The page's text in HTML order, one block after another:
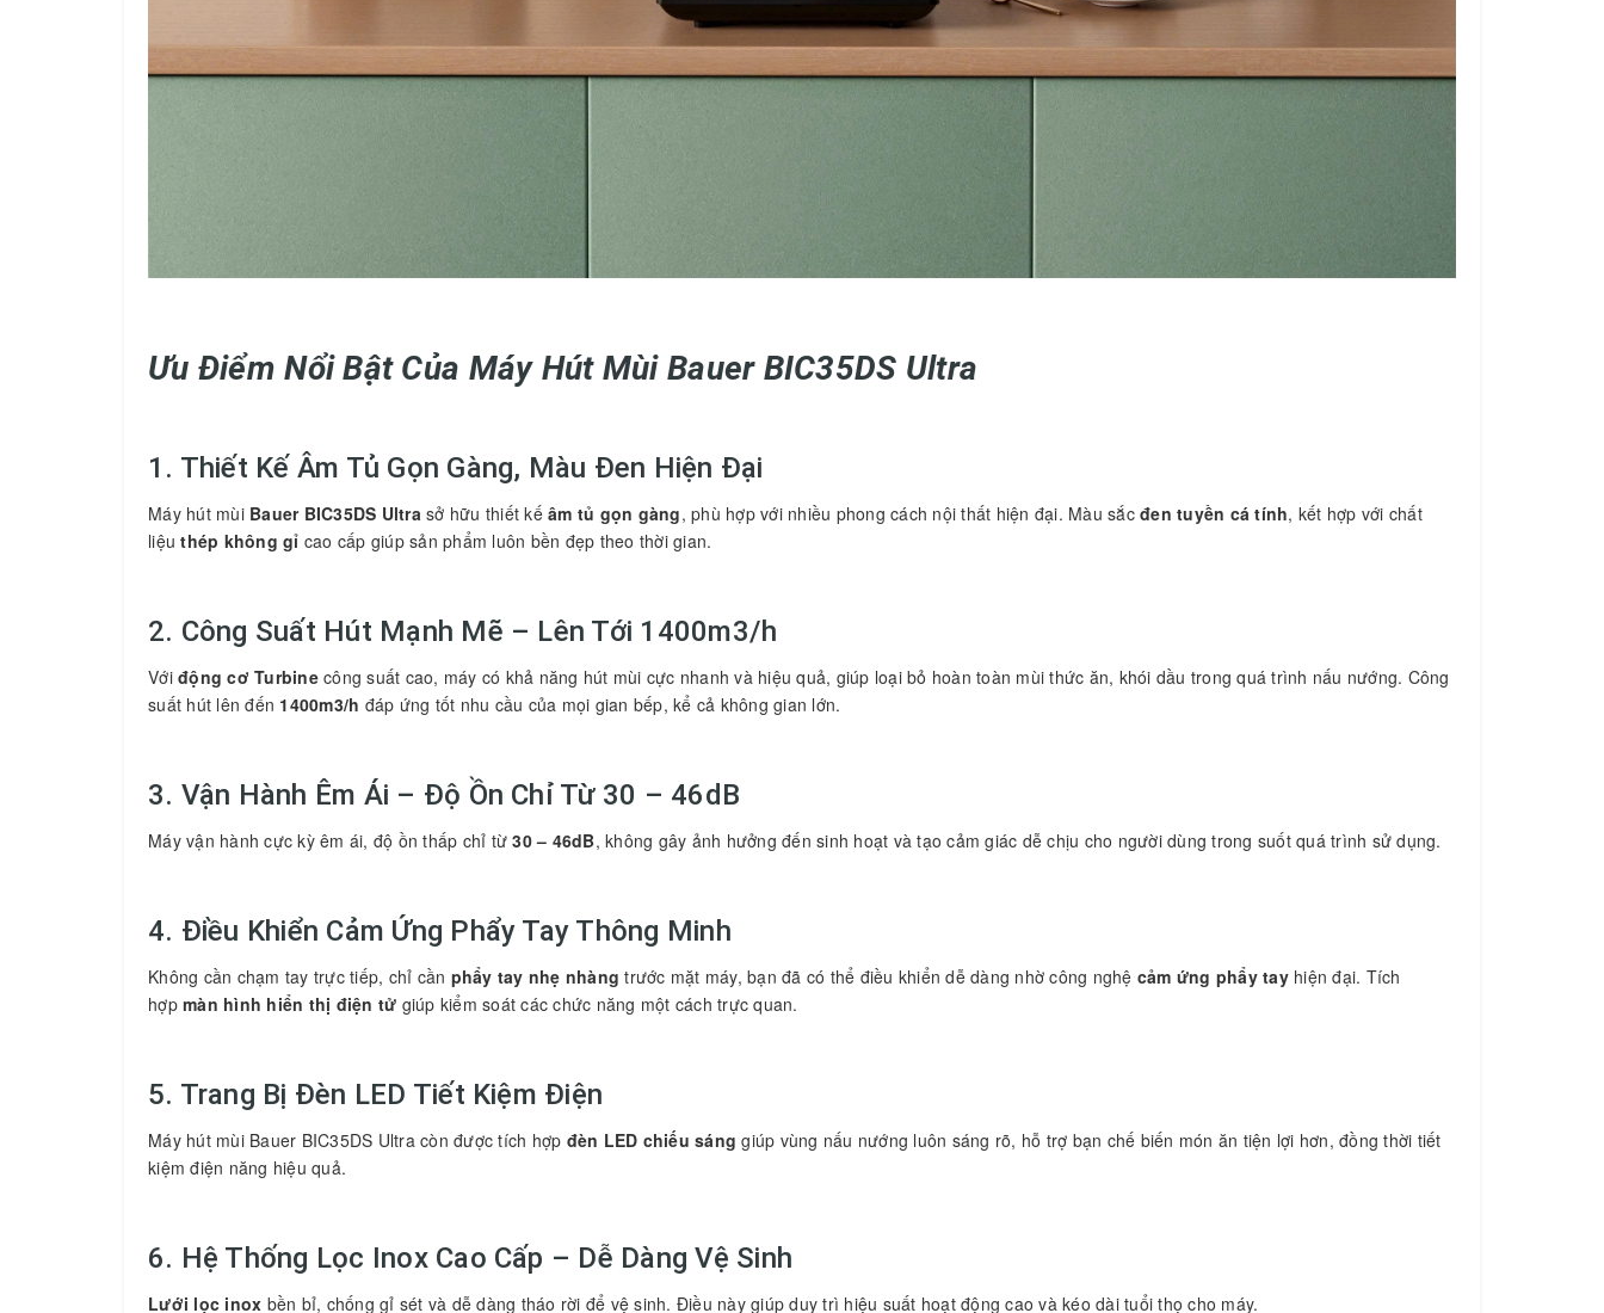
Ưu Điểm Nổi Bật Của Máy Hút Mùi Bauer BIC35DS Ultra
1. Thiết Kế Âm Tủ Gọn Gàng, Màu Đen Hiện Đại
Máy hút mùi Bauer BIC35DS Ultra sở hữu thiết kế âm tủ gọn gàng, phù hợp với nhiều phong cách nội thất hiện đại. Màu sắc đen tuyền cá tính, kết hợp với chất
liệuthép không gỉ cao cấp giúp sản phẩm luôn bền đẹp theo thời gian.
2. Công Suất Hút Mạnh Mẽ – Lên Tới 1400m3/h
Với động cơ Turbinecông suất cao, máy có khả năng hút mùi cực nhanh và hiệu quả, giúp loại bỏ hoàn toàn mùi thức ăn, khói dầu trong quá trình nấu nướng. Công
suất hút lên đến 1400m3/h đáp ứng tốt nhu cầu của mọi gian bếp, kể cả không gian lớn.
3. Vận Hành Êm Ái – Độ Ồn Chỉ Từ 30 – 46dB
Máy vận hành cực kỳ êm ái, độ ồn thấp chỉ từ30 – 46dB, không gây ảnh hưởng đến sinh hoạt và tạo cảm giác dễ chịu cho người dùng trong suốt quá trình sử dụng.
4. Điều Khiển Cảm Ứng Phẩy Tay Thông Minh
Không cần chạm tay trực tiếp, chỉ cần phẩy tay nhẹ nhàng trước mặt máy, bạn đã có thể điều khiển dễ dàng nhờ công nghệ cảm ứng phẩy tayhiện đại. Tích
hợp màn hình hiển thị điện tử giúp kiểm soát các chức năng một cách trực quan.
5. Trang Bị Đèn LED Tiết Kiệm Điện
Máy hút mùi Bauer BIC35DS Ultra còn được tích hợp đèn LED chiếu sáng giúp vùng nấu nướng luôn sáng rõ, hỗ trợ bạn chế biến món ăn tiện lợi hơn, đồng thời tiết
kiệm điện năng hiệu quả.
6. Hệ Thống Lọc Inox Cao Cấp – Dễ Dàng Vệ Sinh
Lưới lọc inox bền bỉ, chống gỉ sét và dễ dàng tháo rời để vệ sinh. Điều này giúp duy trì hiệu suất hoạt động cao và kéo dài tuổi thọ cho máy.